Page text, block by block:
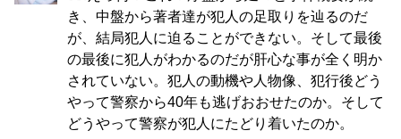
き、中盤から著者達が犯人の足取りを辿るのだ
が、結局犯人に迫ることができない。そして最後
の最後に犯人がわかるのだが肝心な事が全く明か
されていない。犯人の動機や人物像、犯行後どう
やって警察から40年も逃げおおせたのか。そして
どうやって警察が犯人にたどり着いたのか。